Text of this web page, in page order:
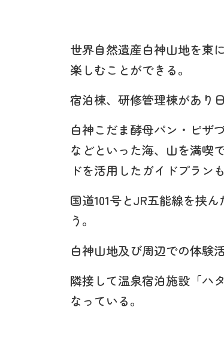
世界自然遺産白神山地を東
楽しむことができる。
宿泊棟、研修管理棟があり
白神こだま酵母パン・ピザ
などといった海、山を満喫
ドを活用したガイドプラン
国道101号とJR五能線を挟
う。
白神山地及び周辺での体験
隣接して温泉宿泊施設「ハ
なっている。